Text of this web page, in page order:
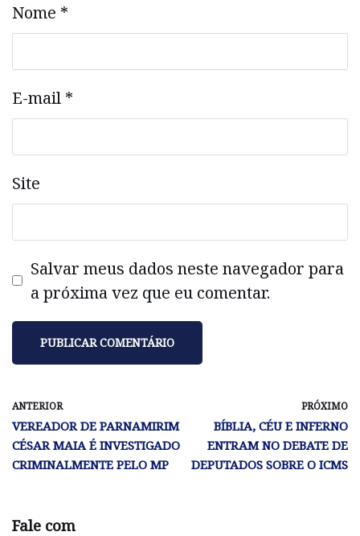
Nome *
E-mail *
Site
Salvar meus dados neste navegador para
a próxima vez que eu comentar.
ANTERIOR
VEREADOR DE PARNAMIRIM
CÉSAR MAIA É INVESTIGADO
CRIMINALMENTE PELO MP
PRÓXIMO
BÍBLIA, CÉU E INFERNO
ENTRAM NO DEBATE DE
DEPUTADOS SOBRE O ICMS
Fale com